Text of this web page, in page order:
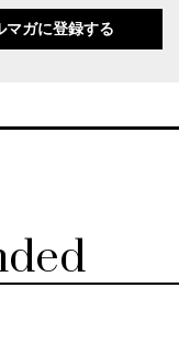
マガに登録する